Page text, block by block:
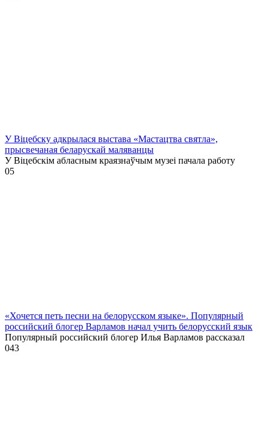
У Віцебску адкрылася выстава «Мастацтва святла»,
прысвечаная беларускай маляванцы
У Віцебскім абласным краязнаўчым музеі пачала работу
05
«Хочется петь песни на белорусском языке». Популярный
российский блогер Варламов начал учить белорусский язык
Популярный российский блогер Илья Варламов рассказал
043